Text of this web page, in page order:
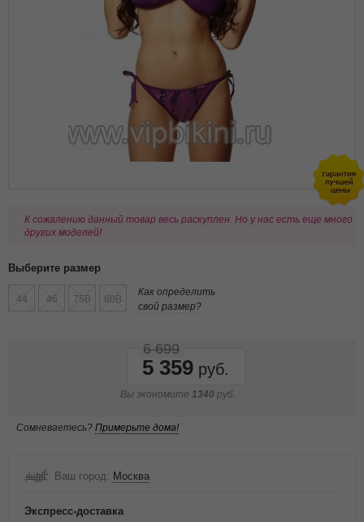
К сожалению данный товар весь раскуплен. Но у нас есть еще много
других моделей!
Выберите размер
44 46 75B 80B
Как определить
свой размер?
5 359
6 699
Вы экономите 1340 руб.
Сомневаетесь? Примерьте дома!
Ваш город: Москва
Экспресс-доставка